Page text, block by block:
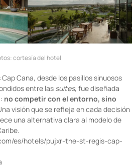
cortesía del hotel
Cana, desde los pasillos sinuosos
entre las suites, fue diseñada
no competir con el entorno, sino
visión que se refleja en cada decisión
una alternativa clara al modelo de
es/hotels/pujxr-the-st-regis-cap-